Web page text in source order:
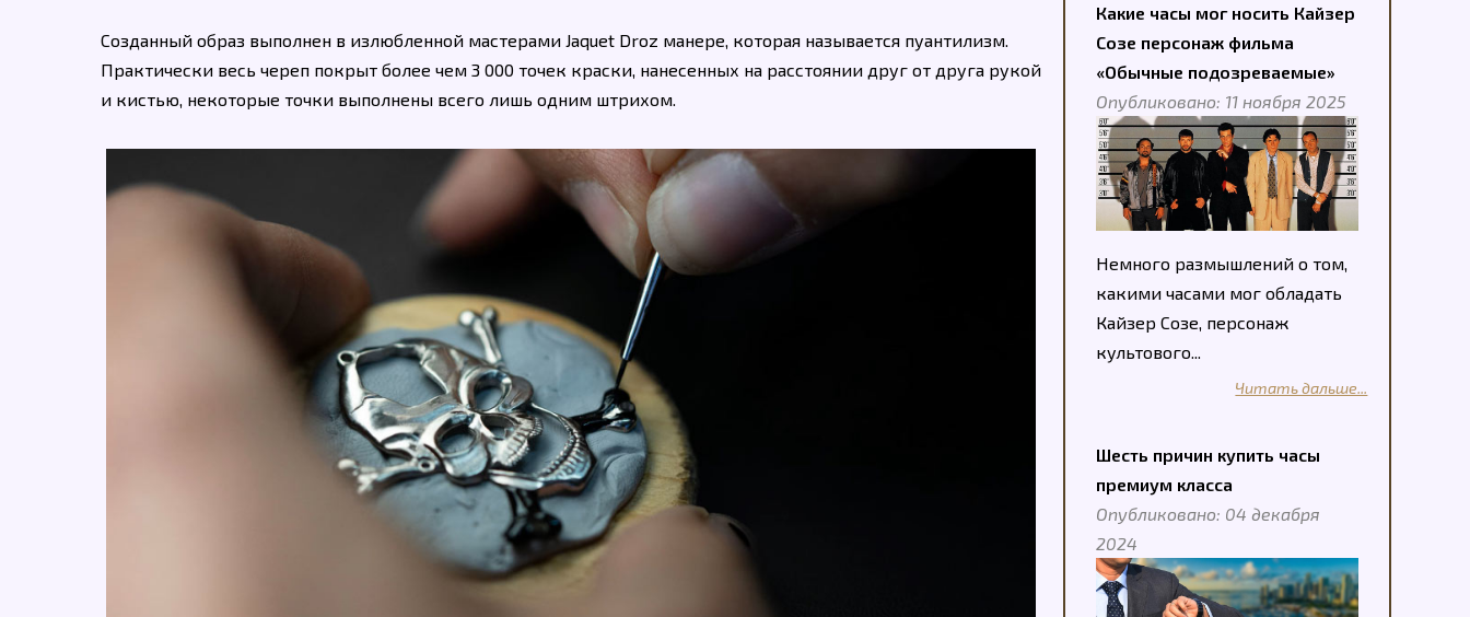
Созданный образ выполнен в излюбленной мастерами Jaquet Droz манере, которая называется пуантилизм.
Практически весь череп покрыт более чем 3 000 точек краски, нанесенных на расстоянии друг от друга рукой
и кистью, некоторые точки выполнены всего лишь одним штрихом.
Какие часы мог носить Кайзер
Созе персонаж фильма
«Обычные подозреваемые»
Опубликовано: 11 ноября 2025
Немного размышлений о том,
какими часами мог обладать
Кайзер Созе, персонаж
культового...
Читать дальше...
Шесть причин купить часы
премиум класса
Опубликовано: 04 декабря
2024